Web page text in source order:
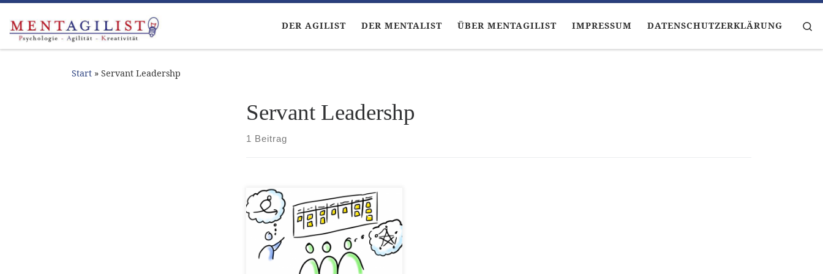
Zum Inhalt springen
DER AGILIST DER MENTALIST ÜBER MENTAGILIST IMPRESSUM DATENSCHUTZERKLÄRUNG
Start » Servant Leadershp
Servant Leadershp
1 Beitrag
Teil V – Agil und Lean Was bisher
geschah Professor Gold-Braun
hat unsere Freunde mit einem
zur Zeitmaschine umgebauten
Sportwagen zu einem Ausflug in
die Geschichte der menschlichen